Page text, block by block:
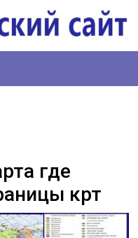
где
крт